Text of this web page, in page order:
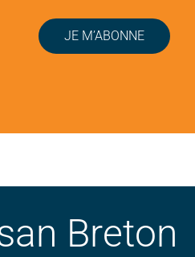
JE M’ABONNE
Breton